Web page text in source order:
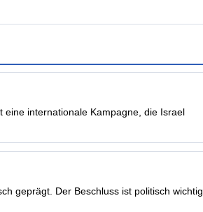
eine internationale Kampagne, die Israel
geprägt. Der Beschluss ist politisch wichtig,